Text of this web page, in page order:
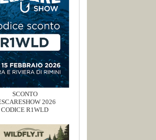
SCONTO
2026
CODICE R1WLD